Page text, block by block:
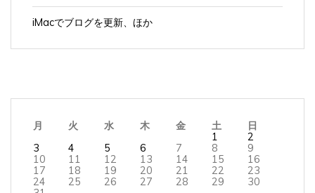
iMacでブログを更新、ほか
月 火 水 木 金 土
日
1
2
8
9
10
11 12 13 14 15
16
17
18 19 20 21 22
23
24
25 26 27 28 29
30
31